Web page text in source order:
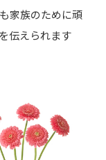
家族のために頑
伝えられます